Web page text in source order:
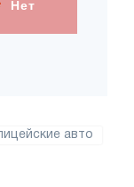
Нет
авто